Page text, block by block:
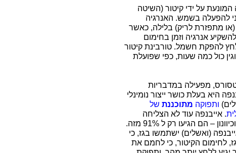
על ידי קיטור (השיטה
להפעלה בשמש. האנרגיה
מתפזרת לריק) בלילה, כאשר
אנרגיה וזמן בחימום
להפקת חשמל. טורבינת קיטור
כול כמה שעות, כפי שפועלת
מפעילה במדבריות
דומה לאשלים), מאז 2014. אייבנפה היא בעלת כושר ייצור נומינלי
ותפוקה מתוכננת של
. אייבנפה עוד לא הצליחה
המסכנה הזו (13.5% מהזמן) אייבנפה (ואשלים) ישתמשו בגז, כי
לחימום הקיטור, כי לחמם את